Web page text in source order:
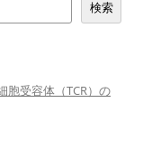
検索
胞受容体（TCR）の